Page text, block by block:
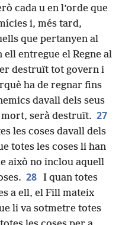
cada u en l’orde que
i, més tard,
que pertanyen al
ell entregue el Regne al
destruït tot govern i
ha de regnar fins
davall dels seus
serà destruït. 27
les coses davall dels
totes les coses li han
això no inclou aquell
28 I quan totes
a ell, el Fill mateix
li va sotmetre totes